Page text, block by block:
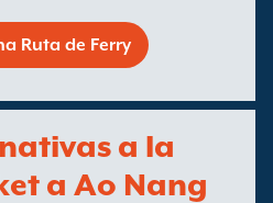
Ruta de Ferry
a la
a Ao Nang